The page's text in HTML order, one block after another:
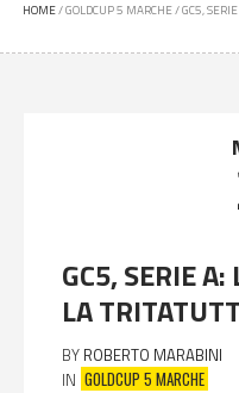
HOME/GOLDCUP 5 MARCHE/GC5,
GC5, SERIE
LA
BY ROBERTO MARABINI
IN GOLDCUP 5 MARCHE